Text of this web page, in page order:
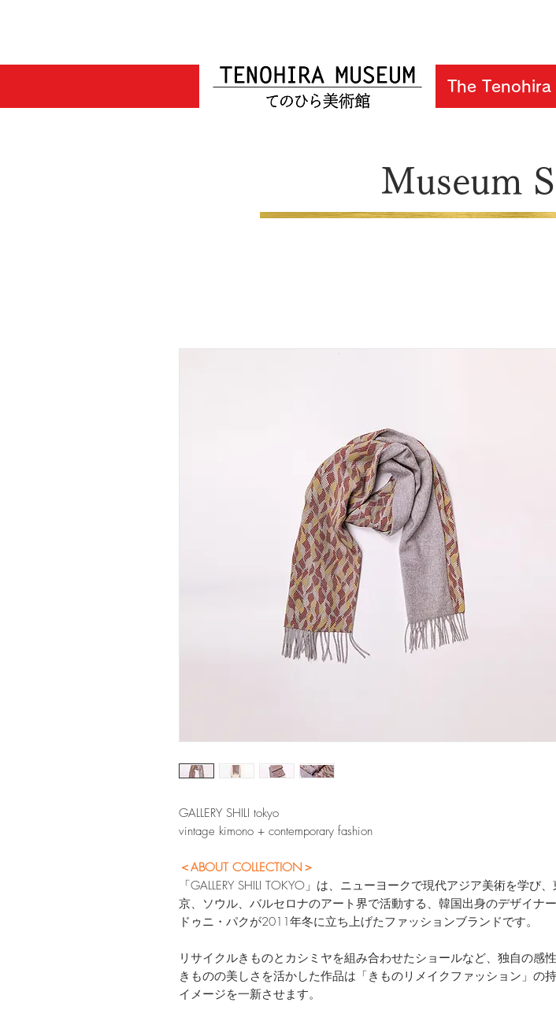
The
Museum
GALLERY SHILI tokyo
vintage kimono + contemporary fashion
＜ABOUT COLLECTION＞
「GALLERY SHILI TOKYO」は、ニューヨークで現代アジア美術を学び、
京、ソウル、バルセロナのアート界で活動する、韓国出身のデザイナー
ドゥニ・パクが2011年冬に立ち上げたファッションブランドです。
リサイクルきものとカシミヤを組み合わせたショールなど、独自の感
きものの美しさを活かした作品は「きものリメイクファッション」の
イメージを一新させます。